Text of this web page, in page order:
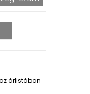
árlistában